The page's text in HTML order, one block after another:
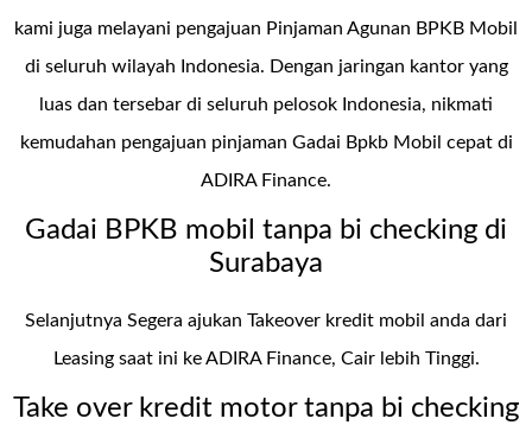
kami juga melayani pengajuan Pinjaman Agunan BPKB Mobil
di seluruh wilayah Indonesia. Dengan jaringan kantor yang
luas dan tersebar di seluruh pelosok Indonesia, nikmati
kemudahan pengajuan pinjaman Gadai Bpkb Mobil cepat di
ADIRA Finance.
Gadai BPKB mobil tanpa bi checking di
Surabaya
Selanjutnya Segera ajukan Takeover kredit mobil anda dari
Leasing saat ini ke ADIRA Finance, Cair lebih Tinggi.
Take over kredit motor tanpa bi checking